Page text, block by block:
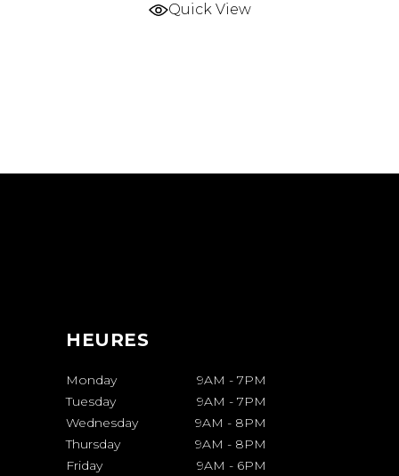
Quick View
HEURES
Monday 9AM - 7PM
Tuesday
9AM - 7PM
Wednesday
9AM - 8PM
Thursday
9AM - 8PM
Friday
9AM - 6PM